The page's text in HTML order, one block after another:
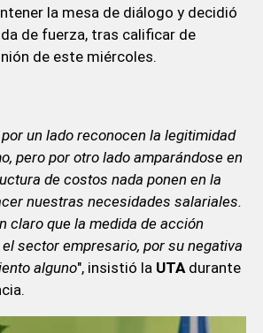
la mesa de diálogo y decidió
de fuerza, tras calificar de
de este miércoles.
un lado reconocen la legitimidad
pero por otro lado amparándose en
de costos nada ponen en la
nuestras necesidades salariales.
claro que la medida de acción
sector empresario, por su negativa
alguno", insistió la UTAdurante